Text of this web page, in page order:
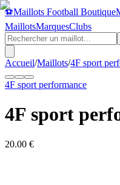
⚽Maillots Football Boutique
MaillotsMarquesClubs
Accueil/Maillots/4F sport
4F sport performance
4F sport
20.00 €